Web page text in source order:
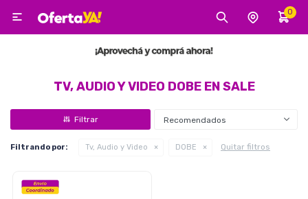
0

TV, AUDIO Y VIDEO DOBE EN SALE
Recomendados
Filtrando por: Tv, Audio y Video DOBE Quitar filtros
MI CUENTA
Tecnología
Tv, Audio y Video